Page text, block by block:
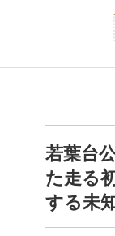
若葉台
た走る
する未